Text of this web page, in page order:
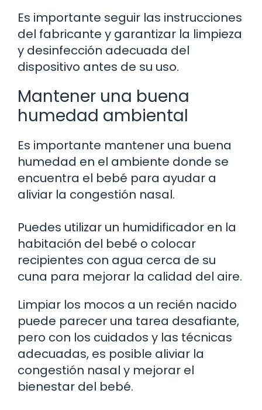
Es importante seguir las instrucciones
del fabricante y garantizar la limpieza
y desinfección adecuada del
dispositivo antes de su uso.
Mantener una buena
humedad ambiental
Es importante mantener una buena
humedad en el ambiente donde se
encuentra el bebé para ayudar a
aliviar la congestión nasal.
Puedes utilizar un humidificador en la
habitación del bebé o colocar
recipientes con agua cerca de su
cuna para mejorar la calidad del aire.
Limpiar los mocos a un recién nacido
puede parecer una tarea desafiante,
pero con los cuidados y las técnicas
adecuadas, es posible aliviar la
congestión nasal y mejorar el
bienestar del bebé.